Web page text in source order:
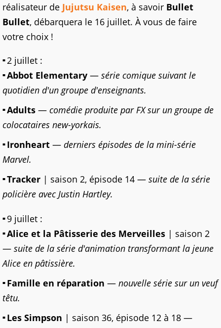
réalisateur de Jujutsu Kaisen, à savoir Bullet
Bullet, débarquera le 16 juillet. À vous de faire
votre choix !
2 juillet :
Abbot Elementary — série comique suivant le
quotidien d'un groupe d'enseignants.
Adults — comédie produite par FX sur un groupe de
colocataires new-yorkais.
Ironheart — derniers épisodes de la mini-série
Marvel.
Tracker | saison 2, épisode 14 — suite de la série
policière avec Justin Hartley.
9 juillet :
Alice et la Pâtisserie des Merveilles | saison 2
— suite de la série d'animation transformant la jeune
Alice en pâtissière.
Famille en réparation — nouvelle série sur un veuf
têtu.
Les Simpson | saison 36, épisode 12 à 18 —